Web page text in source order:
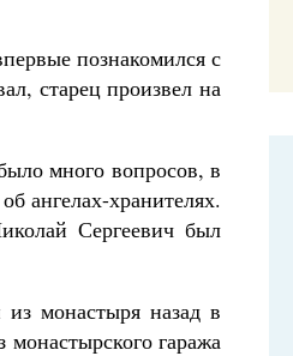
познакомился с
старец произвел на
много вопросов, в
ангелах-хранителях.
Сергеевич был
монастыря назад в
гаража